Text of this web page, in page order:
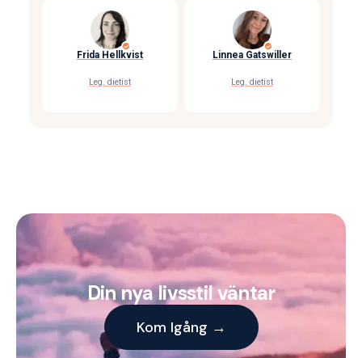
Frida Hellkvist
Leg. dietist
Linnea Gatswiller
Leg. dietist
Din nya livsstil väntar
Kom Igång →